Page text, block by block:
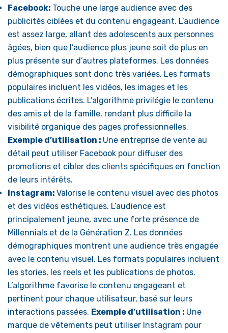
Facebook: Touche une large audience avec des
publicités ciblées et du contenu engageant. L’audience
est assez large, allant des adolescents aux personnes
âgées, bien que l’audience plus jeune soit de plus en
plus présente sur d’autres plateformes. Les données
démographiques sont donc très variées. Les formats
populaires incluent les vidéos, les images et les
publications écrites. L’algorithme privilégie le contenu
des amis et de la famille, rendant plus difficile la
visibilité organique des pages professionnelles.
Exemple d’utilisation : Une entreprise de vente au
détail peut utiliser Facebook pour diffuser des
promotions et cibler des clients spécifiques en fonction
de leurs intérêts.
Instagram: Valorise le contenu visuel avec des photos
et des vidéos esthétiques. L’audience est
principalement jeune, avec une forte présence de
Millennials et de la Génération Z. Les données
démographiques montrent une audience très engagée
avec le contenu visuel. Les formats populaires incluent
les stories, les reels et les publications de photos.
L’algorithme favorise le contenu engageant et
pertinent pour chaque utilisateur, basé sur leurs
interactions passées. Exemple d’utilisation : Une
marque de vêtements peut utiliser Instagram pour